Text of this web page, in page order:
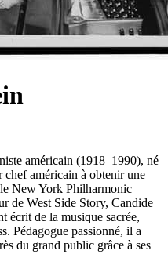
américain (1918–1990), né
chef américain à obtenir une
New York Philharmonic
de West Side Story, Candide
écrit de la musique sacrée,
Pédagogue passionné, il a
du grand public grâce à ses